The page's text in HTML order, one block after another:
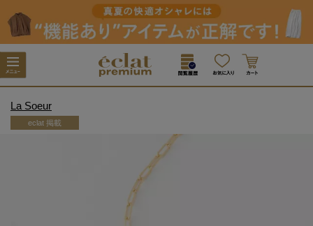
La Soeur
eclat 掲載